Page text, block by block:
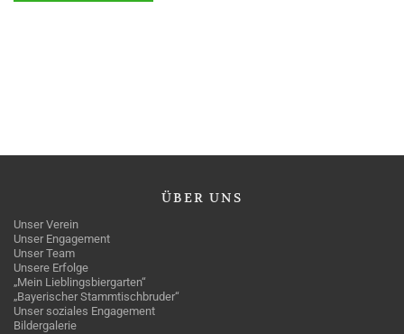
ÜBER UNS
Unser Verein
Unser Engagement
Unser Team
Unsere Erfolge
„Mein Lieblingsbiergarten“
„Bayerischer Stammtischbruder“
Unser soziales Engagement
Bildergalerie